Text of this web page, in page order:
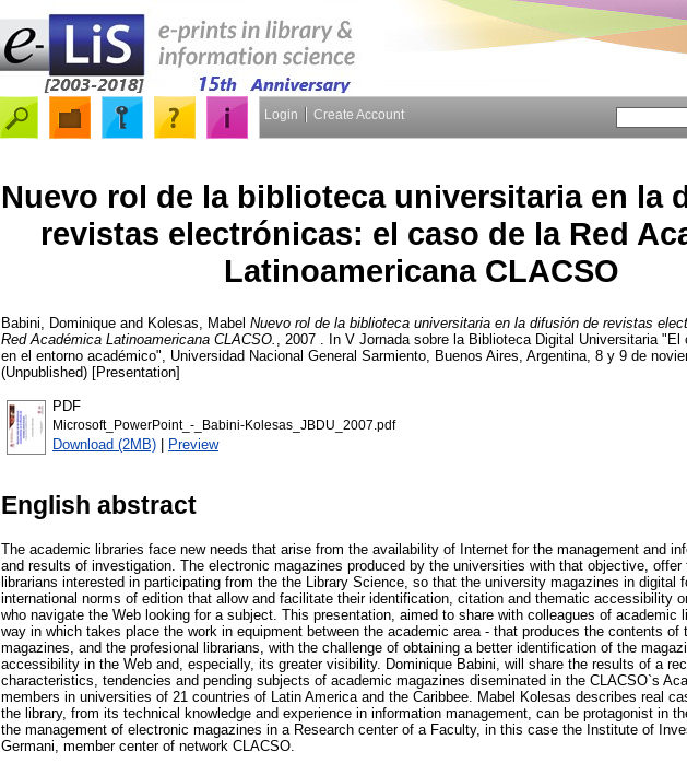
Login Create Account
Nuevo rol de la biblioteca universitaria en la
revistas electrónicas: el caso de la Red
Latinoamericana CLACSO
Babini, Dominique and Kolesas, Mabel Nuevo rol de la biblioteca universitaria en la difusión de revistas
Red Académica Latinoamericana CLACSO.
, 2007 . In V Jornada sobre la Biblioteca Digital Universitaria
en el entorno académico", Universidad Nacional General Sarmiento, Buenos Aires, Argentina, 8 y 9 de
(Unpublished) [Presentation]
PDF
Microsoft_PowerPoint_-_Babini-Kolesas_JBDU_2007.pdf
Download (2MB) | Preview
English abstract
The academic libraries face new needs that arise from the availability of Internet for the management and
and results of investigation. The electronic magazines produced by the universities with that objective, offer
librarians interested in participating from the the Library Science, so that the university magazines in digital
international norms of edition that allow and facilitate their identification, citation and thematic accessibility
who navigate the Web looking for a subject. This presentation, aimed to share with colleagues of academic
way in which takes place the work in equipment between the academic area - that produces the contents of
magazines, and the profesional librarians, with the challenge of obtaining a better identification of the
accessibility in the Web and, especially, its greater visibility. Dominique Babini, will share the results of a
characteristics, tendencies and pending subjects of academic magazines diseminated in the CLACSO`s
members in universities of 21 countries of Latin America and the Caribbee. Mabel Kolesas describes real
the library, from its technical knowledge and experience in information management, can be protagonist in
the management of electronic magazines in a Research center of a Faculty, in this case the Institute of
Germani, member center of network CLACSO.